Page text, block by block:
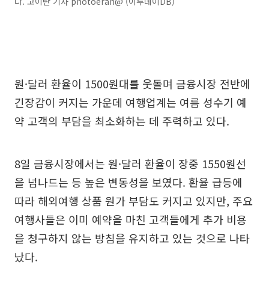
원·달러 환율이 1500원대를 웃돌며 금융시장 전반에
긴장감이 커지는 가운데 여행업계는 여름 성수기 예
약 고객의 부담을 최소화하는 데 주력하고 있다.
8일 금융시장에서는 원·달러 환율이 장중 1550원선
을 넘나드는 등 높은 변동성을 보였다. 환율 급등에
따라 해외여행 상품 원가 부담도 커지고 있지만, 주요
여행사들은 이미 예약을 마친 고객들에게 추가 비용
을 청구하지 않는 방침을 유지하고 있는 것으로 나타
났다.